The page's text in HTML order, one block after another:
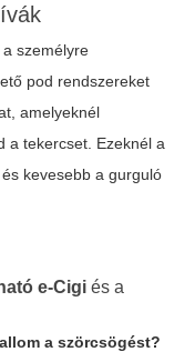
személyre
pod rendszereket
amelyeknél
a tekercset. Ezeknél a
kevesebb a gurguló
e-Cigi és a
a szörcsögést?